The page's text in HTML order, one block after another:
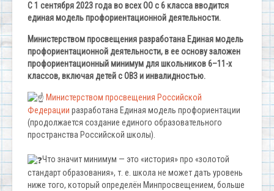
С 1 сентября 2023 года во всех ОО с 6 класса вводится
единая модель профориентационной деятельности.
Министерством просвещения разработана Единая модель
профориентационной деятельности, в ее основу заложен
профориентационный минимум для школьников 6–11-х
классов, включая детей с ОВЗ и инвалидностью.
Министерством просвещения Российской
Федерации разработана Единая модель профориентации
(продолжается создание единого образовательного
пространства Российской школы).
Что значит минимум — это «история» про «золотой
стандарт образования», т. е. школа не может дать уровень
ниже того, который определён Минпросвещением, больше